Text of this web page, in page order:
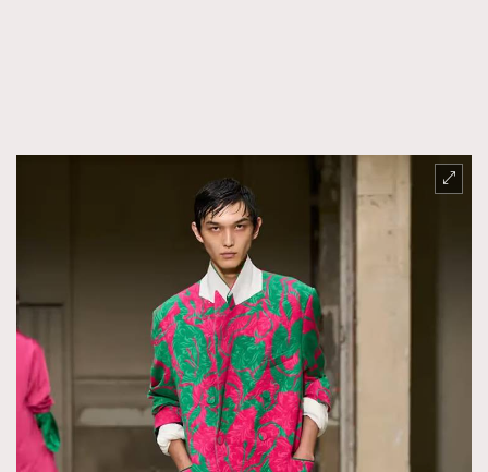
TRENDING
DressLikeAParisienne
FashionWeek FigaroAesthetic